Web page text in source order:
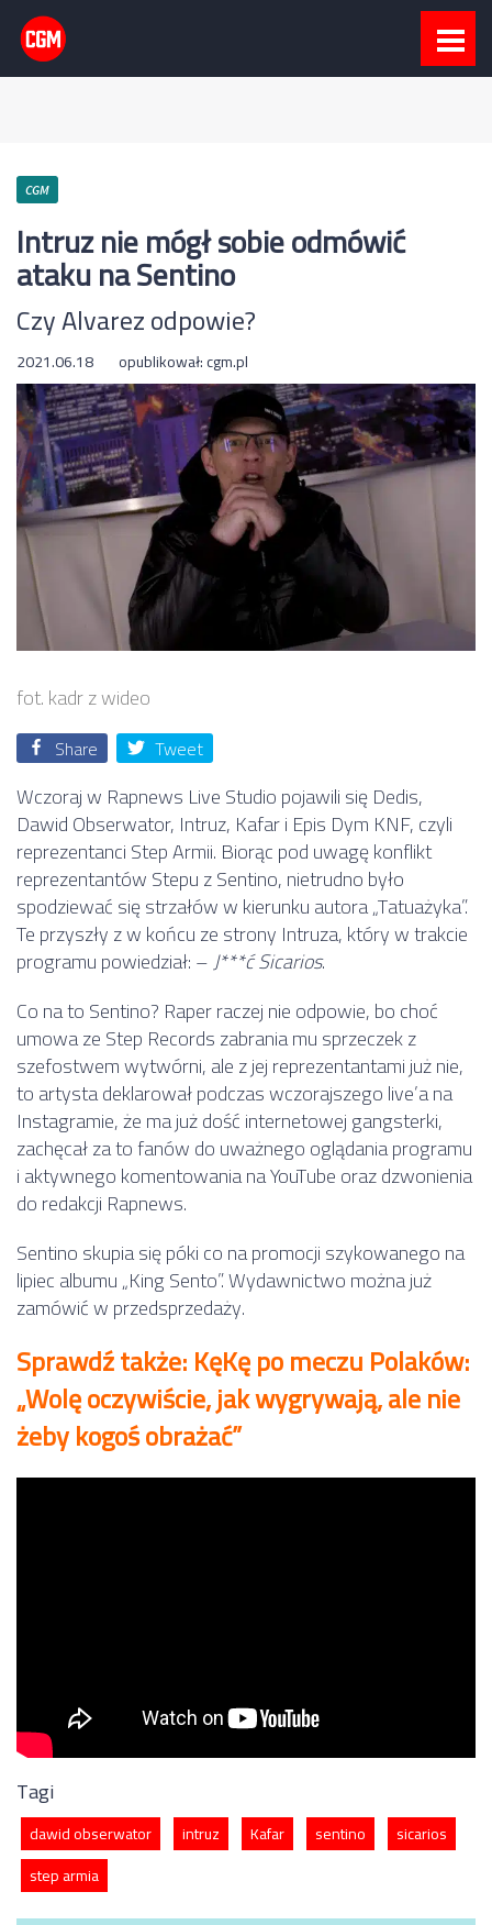
CGM
Intruz nie mógł sobie odmówić
ataku na Sentino
Czy Alvarez odpowie?
2021.06.18 opublikował:cgm.pl
fot. kadr z wideo
Share Tweet
Wczoraj w Rapnews Live Studio pojawili się Dedis,
Dawid Obserwator, Intruz, Kafar i Epis Dym KNF, czyli
reprezentanci Step Armii. Biorąc pod uwagę konflikt
reprezentantów Stepu z Sentino, nietrudno było
spodziewać się strzałów w kierunku autora „Tatuażyka”.
Te przyszły z w końcu ze strony Intruza, który w trakcie
programu powiedział: –J***ć Sicarios.
Co na to Sentino? Raper raczej nie odpowie, bo choć
umowa ze Step Records zabrania mu sprzeczek z
szefostwem wytwórni, ale z jej reprezentantami już nie,
to artysta deklarował podczas wczorajszego live’a na
Instagramie, że ma już dość internetowej gangsterki,
zachęcał za to fanów do uważnego oglądania programu
i aktywnego komentowania na YouTube oraz dzwonienia
do redakcji Rapnews.
Sentino skupia się póki co na promocji szykowanego na
lipiec albumu „King Sento”. Wydawnictwo można już
zamówić w przedsprzedaży.
Sprawdź także: KęKę po meczu Polaków:
„Wolę oczywiście, jak wygrywają, ale nie
żeby kogoś obrażać”
Tagi
dawid obserwator intruz Kafar sentino
sicarios
step armia